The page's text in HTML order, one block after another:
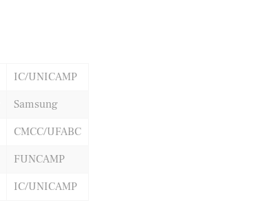
IC/UNICAMP
Samsung
CMCC/UFABC
FUNCAMP
IC/UNICAMP